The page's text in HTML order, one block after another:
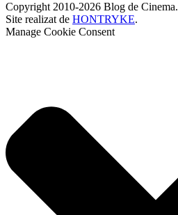
Copyright 2010-2026 Blog de Cinema.
Site realizat de HONTRYKE.
Manage Cookie Consent